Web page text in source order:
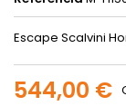
Escape Scalvini
544,00 €